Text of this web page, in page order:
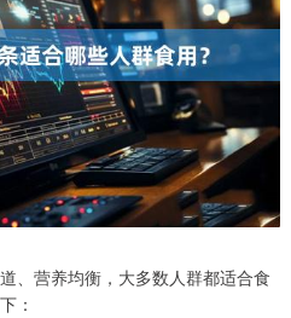
、营养均衡，大多数人群都适合食
：